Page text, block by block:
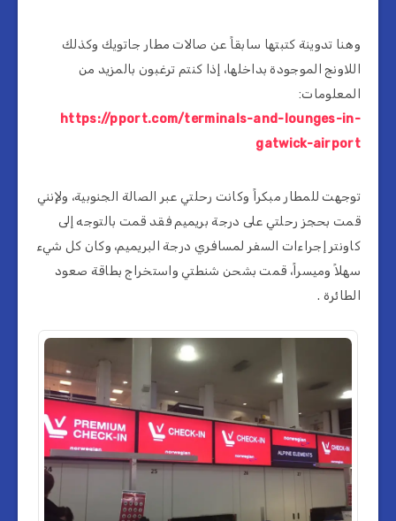
وهنا تدوينة كتبتها سابقاً عن صالات مطار جاتويك وكذلك
اللاونج الموجودة بداخلها، إذا كنتم ترغبون بالمزيد من
المعلومات:
https://pport.com/terminals-and-lounges-in-
gatwick-airport
توجهت للمطار مبكراً وكانت رحلتي عبر الصالة الجنوبية، ولإنني
قمت بحجز رحلتي على درجة بريميم فقد قمت بالتوجه إلى
كاونتر إجراءات السفر لمسافري درجة البريميم، وكان كل شيء
سهلاً وميسراً، قمت بشحن شنطتي واستخراج بطاقة صعود
الطائرة .